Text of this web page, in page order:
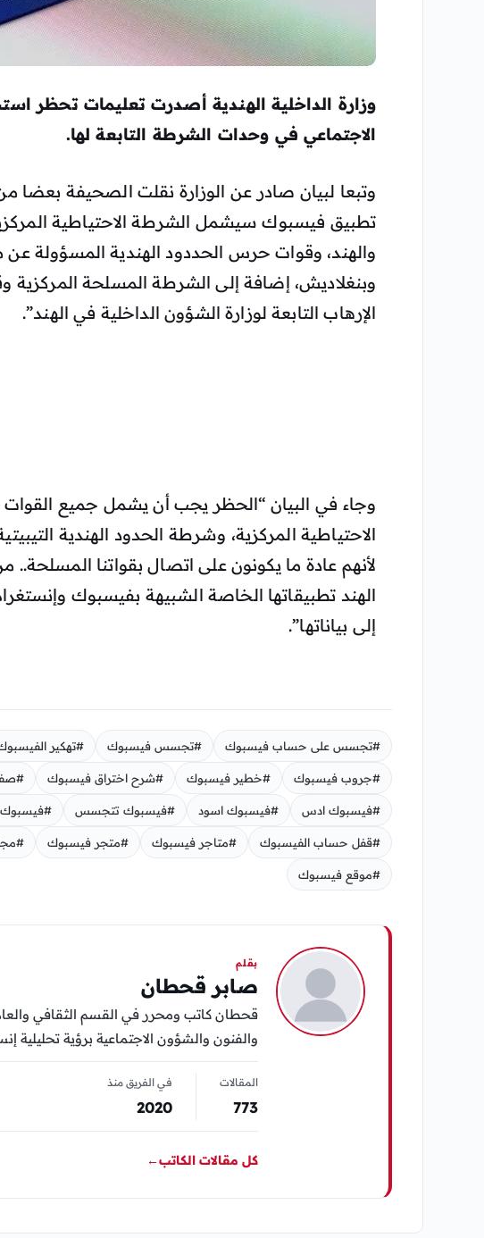
وزارة الداخلية الهندية أصدرت تعليمات تحظر
الاجتماعي في وحدات الشرطة التابعة لها.
وتبعا لبيان صادر عن الوزارة نقلت الصحيفة بعضا
تطبيق فيسبوك سيشمل الشرطة الاحتياطية
والهند، وقوات حرس الحددود الهندية المسؤولة عن
وبنغلاديش، إضافة إلى الشرطة المسلحة
الإرهاب التابعة لوزارة الشؤون الداخلية في الهند”.
وجاء في البيان “الحظر يجب أن يشمل جميع القوات
الاحتياطية المركزية، وشرطة الحدود الهندية
لأنهم عادة ما يكونون على اتصال بقواتنا المسلحة..
الهند تطبيقاتها الخاصة الشبيهة بفيسبوك
إلى بياناتها”.
#تجسس على حساب فيسبوك #تجسس فيسبوك #تهكير
#جروب فيسبوك #خطير فيسبوك #شرح اختراق فيسبوك
#فيسبوك ادس #فيسبوك اسود #فيسبوك تتجسس
#قفل حساب الفيسبوك #متاجر فيسبوك #متجر فيسبوك
#موقع فيسبوك
بقلم
صابر قحطان
قحطان كاتب ومحرر في القسم الثقافي
والفنون والشؤون الاجتماعية برؤية تحليلية
المقالات
773
في الفريق منذ
2020
كل مقالات الكاتب←